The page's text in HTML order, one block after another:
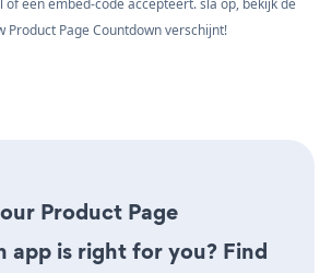
Product Page Countdown verschijnt!
Product Page
app is right for you? Find